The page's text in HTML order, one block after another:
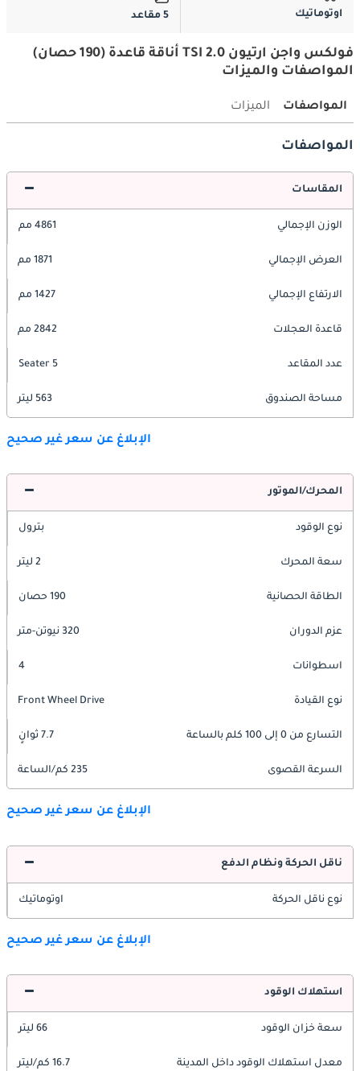
اوتوماتيك
5 مقاعد
فولكس واجن ارتيون 2.0 TSI أناقة قاعدة (190 حصان)
المواصفات والميزات
المواصفات الميزات
المواصفات
المقاسات
الوزن الإجمالي 4861 مم
العرض الإجمالي 1871 مم
الارتفاع الإجمالي 1427 مم
قاعدة العجلات 2842 مم
عدد المقاعد 5 Seater
مساحة الصندوق 563 ليتر
الإبلاغ عن سعر غير صحيح
المحرك/الموتور
نوع الوقود بترول
سعة المحرك 2 ليتر
الطاقة الحصانية 190 حصان
عزم الدوران 320 نيوتن-متر
اسطوانات 4
نوع القيادة Front Wheel Drive
التسارع من 0 إلى 100 كلم بالساعة 7.7 ثوانٍ
السرعة القصوى 235 كم/الساعة
الإبلاغ عن سعر غير صحيح
ناقل الحركة ونظام الدفع
نوع ناقل الحركة اوتوماتيك
الإبلاغ عن سعر غير صحيح
استهلاك الوقود
سعة خزان الوقود 66 ليتر
معدل استهلاك الوقود داخل المدينة 16.7 كم/ليتر